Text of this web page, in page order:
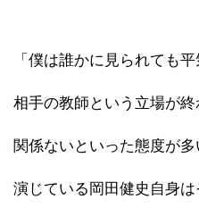
「僕は誰かに見られても
相手の教師という立場が
関係ないといった態度が
演じている岡田健史自身は